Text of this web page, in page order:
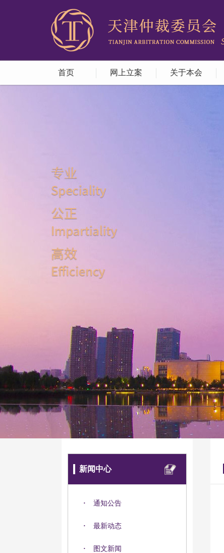
首页 网上立案 关于本会
新闻中心
· 通知公告
· 最新动态
· 图文新闻